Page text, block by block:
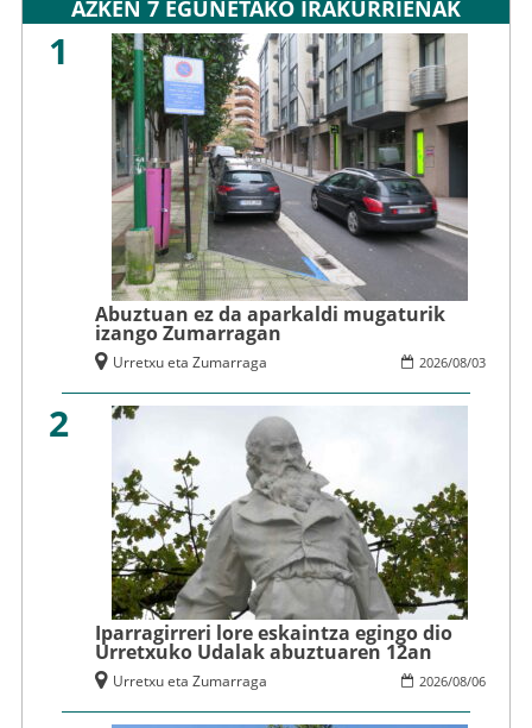
AZKEN 7 EGUNETAKO IRAKURRIENAK
1
Abuztuan ez da aparkaldi mugaturik
izango Zumarragan
2026/08/03
Urretxu eta Zumarraga
2
Iparragirreri lore eskaintza egingo dio
Urretxuko Udalak abuztuaren 12an
2026/08/06
Urretxu eta Zumarraga